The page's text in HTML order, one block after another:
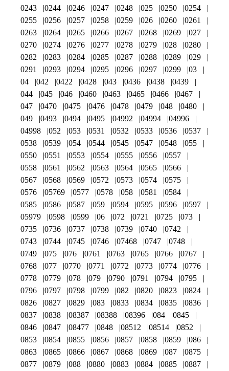
0243
0244 0246 0247 0248 025 0250
0254
0255
0256 0257 0258 0259 026 0260
0261
0263
0264 0265 0266 0267 0268 0269
027
0270
0274 0276 0277 0278 0279 028
0280
0282
0283 0284 0285 0287 0288 0289
029
0291
0293 0294 0295 0296 0297 0299
03
04
042 0422 0428 043 0436 0438
0439
044
045 046 0460 0463 0465 0466
0467
047
0470 0475 0476 0478 0479 048
0480
049
0493 0494 0495 04992 04994
04996
04998
052 053 0531 0532 0533 0536
0537
0538
0539 054 0544 0545 0547 0548
055
0550
0551 0553 0554 0555 0556
0557
0558
0561 0562 0563 0564 0565
0566
0567
0568 0569 0572 0573 0574
0575
0576
05769 0577 0578 058 0581
0584
0585
0586 0587 059 0594 0595 0596
0597
05979
0598 0599 06 072 0721 0725
073
0735
0736 0737 0738 0739 0740
0742
0743
0744 0745 0746 07468 0747
0748
0749
075 076 0761 0763 0765 0766
0767
0768
077 0770 0771 0772 0773 0774
0776
0778
0779 078 079 0790 0791 0794
0795
0796
0797 0798 0799 082 0820 0823
0824
0826
0827 0829 083 0833 0834 0835
0836
0837
0838 08387 08388 08396 084
0845
0846
0847 08477 0848 08512 08514
0852
0853
0854 0855 0856 0857 0858 0859
086
0863
0865 0866 0867 0868 0869 087
0875
0877
0879 088 0880 0883 0884 0885
0887